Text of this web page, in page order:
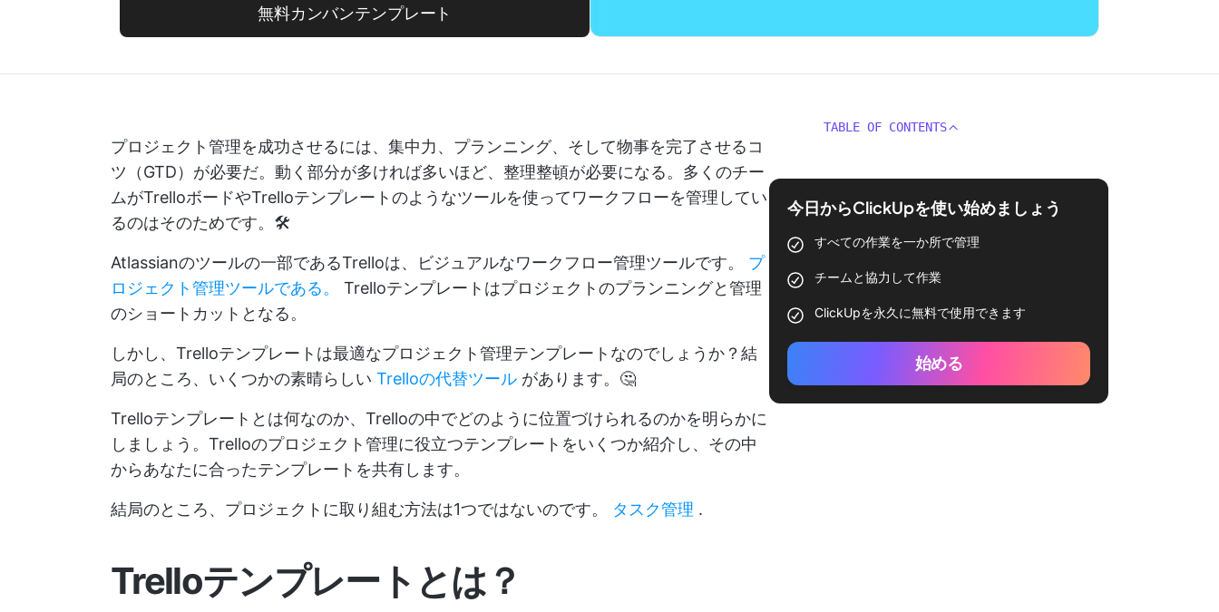
無料カンバンテンプレート
プロジェクト管理を成功させるには、集中力、プランニング、そして物事を完了させるコ
ツ（GTD）が必要だ。動く部分が多ければ多いほど、整理整頓が必要になる。多くのチー
ムがTrelloボードやTrelloテンプレートのようなツールを使ってワークフローを管理してい
るのはそのためです。🛠️
Atlassianのツールの一部であるTrelloは、ビジュアルなワークフロー管理ツールです。 プ
ロジェクト管理ツールである。
Trelloテンプレートはプロジェクトのプランニングと管理
のショートカットとなる。
しかし、Trelloテンプレートは最適なプロジェクト管理テンプレートなのでしょうか？結
局のところ、いくつかの素晴らしい Trelloの代替ツール があります。🤔
Trelloテンプレートとは何なのか、Trelloの中でどのように位置づけられるのかを明らかに
しましょう。Trelloのプロジェクト管理に役立つテンプレートをいくつか紹介し、その中
からあなたに合ったテンプレートを共有します。
結局のところ、プロジェクトに取り組む方法は1つではないのです。 タスク管理 .
Trelloテンプレートとは？
TABLE OF CONTENTS
今日からClickUpを使い始めましょう
すべての作業を一か所で管理
チームと協力して作業
ClickUpを永久に無料で使用できます
始める